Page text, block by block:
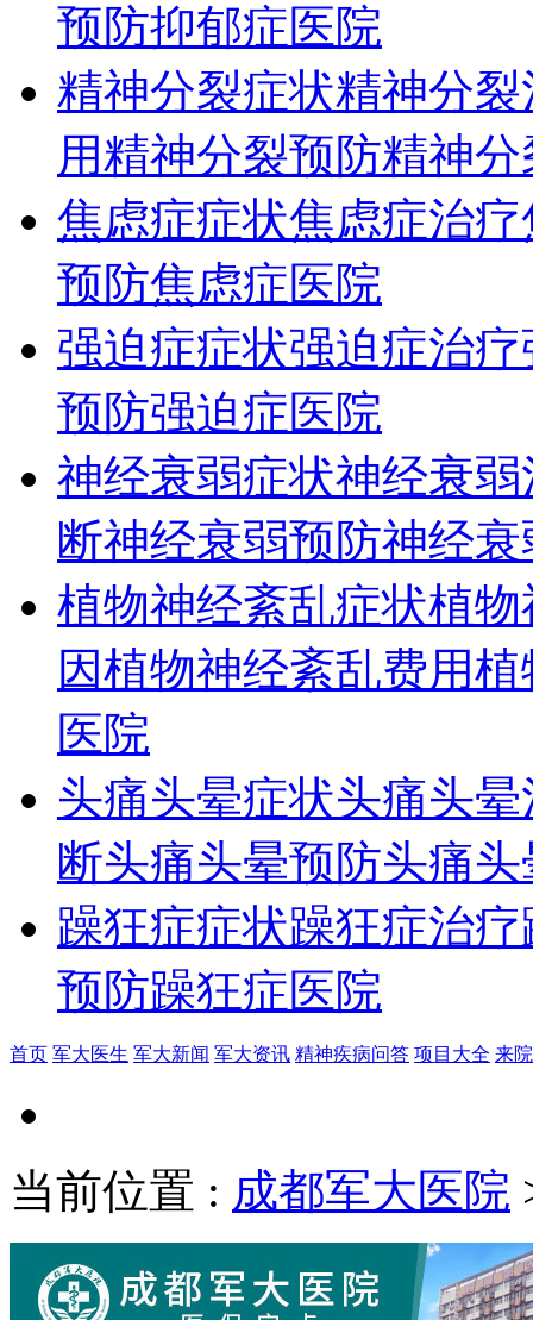
预防抑郁症医院
精神分裂症状精神分裂
用精神分裂预防精神
焦虑症症状焦虑症治疗
预防焦虑症医院
强迫症症状强迫症治疗
预防强迫症医院
神经衰弱症状神经衰弱
断神经衰弱预防神经
植物神经紊乱症状植物
因植物神经紊乱费用植
医院
头痛头晕症状头痛头
断头痛头晕预防头痛
躁狂症症状躁狂症治疗
预防躁狂症医院
首页 军大医生 军大新闻 军大资讯 精神疾病问答 项目大全 来
当前位置 : 成都军大医院